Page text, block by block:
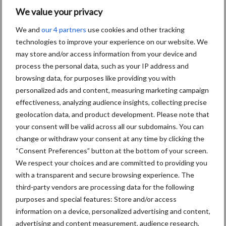
We value your privacy
We and our 4 partners use cookies and other tracking
technologies to improve your experience on our website. We
may store and/or access information from your device and
process the personal data, such as your IP address and
browsing data, for purposes like providing you with
personalized ads and content, measuring marketing campaign
effectiveness, analyzing audience insights, collecting precise
geolocation data, and product development. Please note that
your consent will be valid across all our subdomains. You can
change or withdraw your consent at any time by clicking the
“Consent Preferences” button at the bottom of your screen.
We respect your choices and are committed to providing you
with a transparent and secure browsing experience. The
third-party vendors are processing data for the following
purposes and special features: Store and/or access
information on a device, personalized advertising and content,
advertising and content measurement, audience research,
Themapagina's
Diergezondheid Bemesting Fokkerij
Mastitis Hittestress
Toon meer